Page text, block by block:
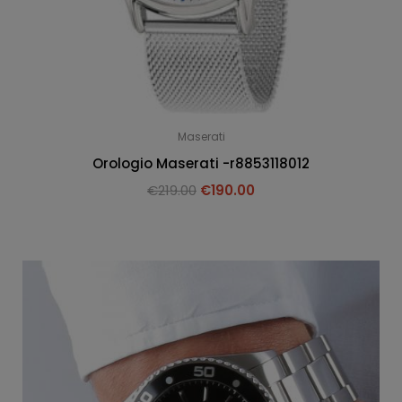
Maserati
Orologio Maserati -r8853118012
€219.00 €190.00